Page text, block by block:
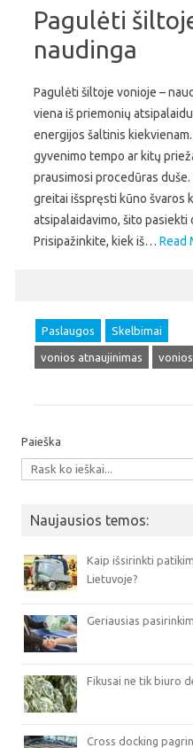
Pagulėti
naudinga
Pagulėti šiltoje vonioje –
viena iš priemonių
energijos šaltinis
gyvenimo tempo ar kitų
prausimosi procedūras
greitai išspręsti kūno švaros
atsipalaidavimo, šito pasiekti
Prisipažinkite, kiek iš… Read
Paslaugos Skelbimai
vonios atnaujinimas
Paieška
Naujausios temos:
Kaip išsirinkti
Lietuvoje?
Geriausias
Fikusai ne tik biuro
Cross docking